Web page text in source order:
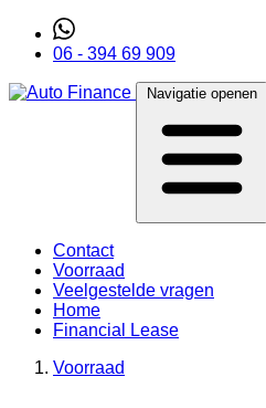
06 - 394 69 909
Navigatie openen
Contact
Voorraad
Veelgestelde vragen
Home
Financial Lease
Voorraad